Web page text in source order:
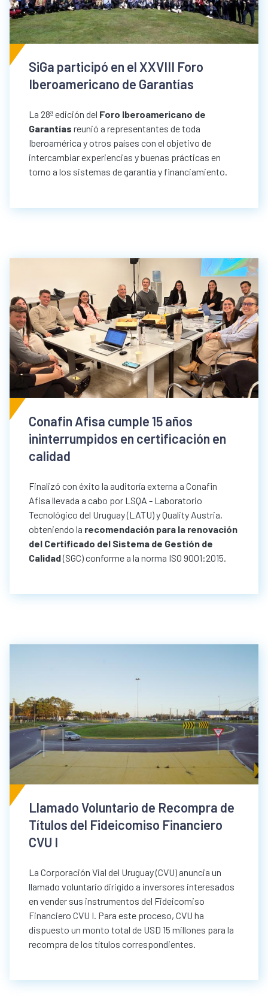
SiGa participó en el XXVIII Foro
Iberoamericano de Garantías
La 28ª edición del Foro Iberoamericano de
Garantías reunió a representantes de toda
Iberoamérica y otros países con el objetivo de
intercambiar experiencias y buenas prácticas en
torno a los sistemas de garantía y financiamiento.
Conafin Afisa cumple 15 años
ininterrumpidos en certificación en
calidad
Finalizó con éxito la auditoría externa a Conafin
Afisa llevada a cabo por LSQA - Laboratorio
Tecnológico del Uruguay (LATU) y Quality Austria,
obteniendo la recomendación para la renovación
del Certificado del Sistema de Gestión de
Calidad(SGC) conforme a la norma ISO 9001:2015.
Llamado Voluntario de Recompra de
Títulos del Fideicomiso Financiero
CVU I
La Corporación Vial del Uruguay (CVU) anuncia un
llamado voluntario dirigido a inversores interesados
en vender sus instrumentos del Fideicomiso
Financiero CVU I. Para este proceso, CVU ha
dispuesto un monto total de USD 15 millones para la
recompra de los títulos correspondientes.